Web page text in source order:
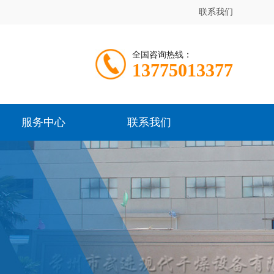
联系我们
全国咨询热线：
13775013377
服务中心 联系我们